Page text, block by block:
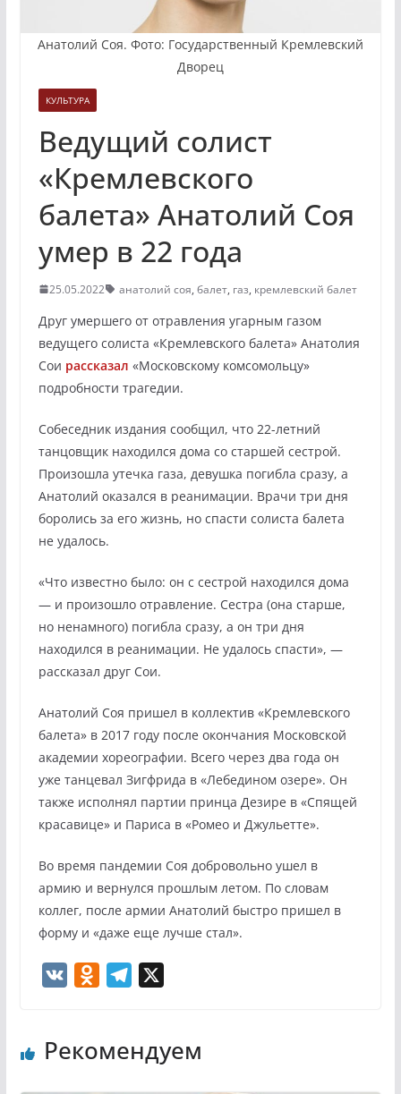
Анатолий Соя. Фото: Государственный Кремлевский
Дворец
КУЛЬТУРА
Ведущий солист
«Кремлевского
балета» Анатолий Соя
умер в 22 года
25.05.2022 анатолий соя, балет, газ, кремлевский балет
Друг умершего от отравления угарным газом
ведущего солиста «Кремлевского балета» Анатолия
Сои рассказал «Московскому комсомольцу»
подробности трагедии.
Собеседник издания сообщил, что 22-летний
танцовщик находился дома со старшей сестрой.
Произошла утечка газа, девушка погибла сразу, а
Анатолий оказался в реанимации. Врачи три дня
боролись за его жизнь, но спасти солиста балета
не удалось.
«Что известно было: он с сестрой находился дома
— и произошло отравление. Сестра (она старше,
но ненамного) погибла сразу, а он три дня
находился в реанимации. Не удалось спасти», —
рассказал друг Сои.
Анатолий Соя пришел в коллектив «Кремлевского
балета» в 2017 году после окончания Московской
академии хореографии. Всего через два года он
уже танцевал Зигфрида в «Лебедином озере». Он
также исполнял партии принца Дезире в «Спящей
красавице» и Париса в «Ромео и Джульетте».
Во время пандемии Соя добровольно ушел в
армию и вернулся прошлым летом. По словам
коллег, после армии Анатолий быстро пришел в
форму и «даже еще лучше стал».
o
e
Рекомендуем